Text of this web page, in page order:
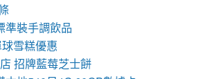
準裝手調飲品
雪糕優惠
招牌藍莓芝士餅